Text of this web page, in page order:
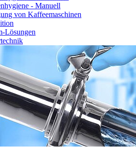
- Manuell
von Kaffeemaschinen
Lösungen